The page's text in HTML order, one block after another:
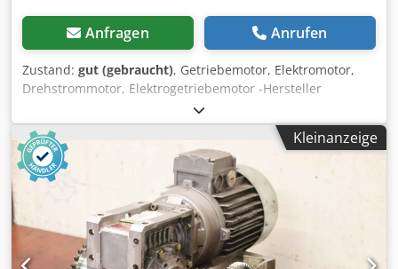
Anfragen Anrufen
Zustand: gut (gebraucht), Getriebemotor, Elektromotor,
Drehstrommotor, Elektrogetriebemotor -Hersteller
Getriebe Bonfiglioli Typ: MVF44/F -Hersteller Motor AEG
Typ: AD63NZ4 -Drehzahlen: 97 U/min -Leistung: 0,18 kW -
Spannung 380 Volt -Bauform: B5 Winkel -Durchmesser
Welle: Ø 22 mm -Schutzart: IP 44 -Anzahl: 4x Motoren
vorhanden -Preis: pro Stück -Abmessungen: Chjdpfjci Evtox
Alcoa -Gewicht: 7,2 kg/Stück
Kleinanzeige